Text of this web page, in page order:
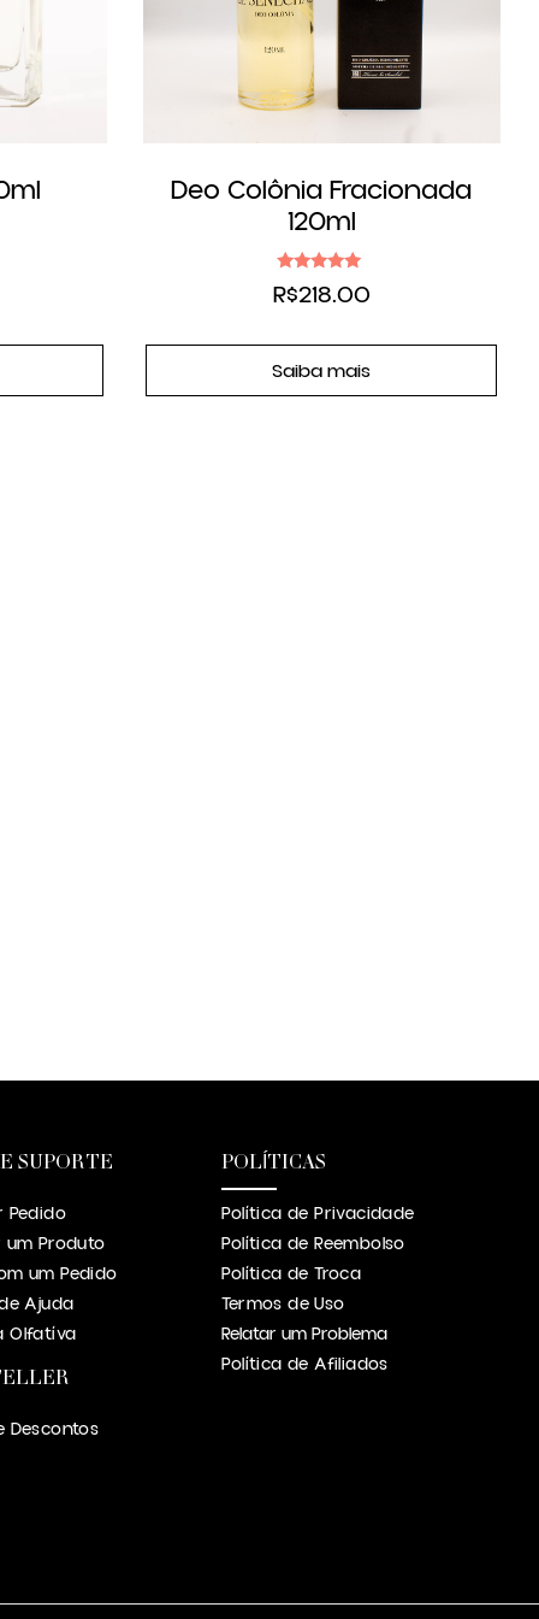
Deo Colônia Fracionada
120ml
Avaliação
5.00
R$218.00
Saiba mais
SUPORTE
Pedido
um Produto
um Pedido
Ajuda
Olfatíva
Descontos
POLÍTICAS
Política de Privacidade
Política de Reembolso
Política de Troca
Termos de Uso
Relatar um Problema
Política de Afiliados